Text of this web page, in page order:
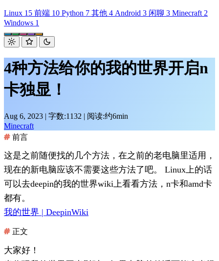
Linux 15 前端 10 Python 7 其他 4 Android 3 闲聊 3 Minecraft 2
Windows 1
4种方法给你的我的世界开启n
卡独显！
Aug 6, 2023 | 字数:1132 | 阅读:约6min
Minecraft
前言
这是之前随便找的几个方法，在之前的老电脑里适用，
现在的新电脑应该不需要这些方法了吧。 Linux上的话
可以去deepin的我的世界wiki上看看方法，n卡和amd卡
都有。
我的世界 | DeepinWiki
正文
大家好！